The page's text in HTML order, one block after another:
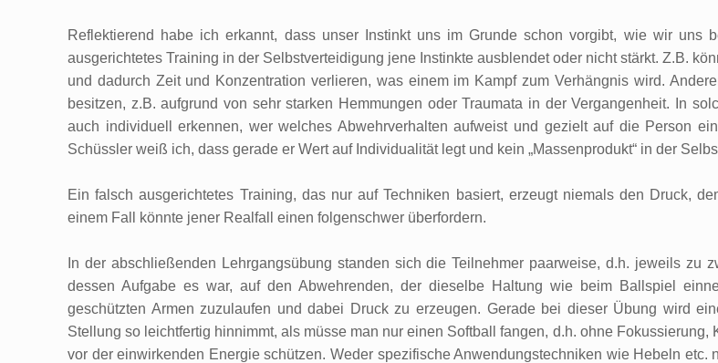
Reflektierend habe ich erkannt, dass unser Instinkt uns im Grunde schon vorgibt, wie wir uns
ausgerichtetes Training in der Selbstverteidigung jene Instinkte ausblendet oder nicht stärkt. Z.B.
und dadurch Zeit und Konzentration verlieren, was einem im Kampf zum Verhängnis wird.
besitzen, z.B. aufgrund von sehr starken Hemmungen oder Traumata in der Vergangenheit. In
auch individuell erkennen, wer welches Abwehrverhalten aufweist und gezielt auf die Person
Schüssler weiß ich, dass gerade er Wert auf Individualität legt und kein „Massenprodukt“ in der
Ein falsch ausgerichtetes Training, das nur auf Techniken basiert, erzeugt niemals den Druck,
einem Fall könnte jener Realfall einen folgenschwer überfordern.
In der abschließenden Lehrgangsübung standen sich die Teilnehmer paarweise, d.h. jeweils zu
dessen Aufgabe es war, auf den Abwehrenden, der dieselbe Haltung wie beim Ballspiel
geschützten Armen zuzulaufen und dabei Druck zu erzeugen. Gerade bei dieser Übung wird
Stellung so leichtfertig hinnimmt, als müsse man nur einen Softball fangen, d.h. ohne
vor der einwirkenden Energie schützen. Weder spezifische Anwendungstechniken wie Hebeln